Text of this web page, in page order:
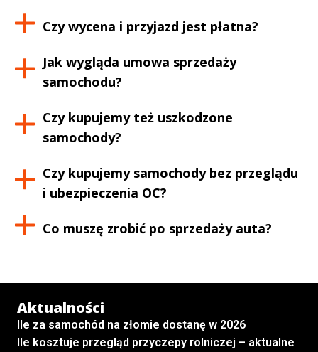
Czy wycena i przyjazd jest płatna?
Jak wygląda umowa sprzedaży
samochodu?
Czy kupujemy też uszkodzone
samochody?
Czy kupujemy samochody bez przeglądu
i ubezpieczenia OC?
Co muszę zrobić po sprzedaży auta?
Aktualności
Ile za samochód na złomie dostanę w 2026
Ile kosztuje przegląd przyczepy rolniczej – aktualne